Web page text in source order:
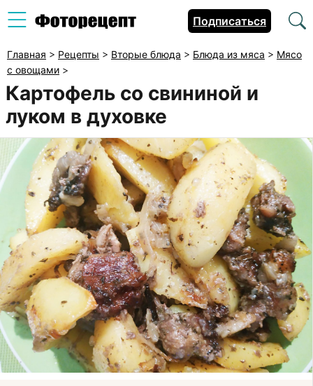
Подписаться
Главная > Рецепты > Вторые блюда > Блюда из мяса > Мясо
с овощами >
Картофель со свининой и
луком в духовке